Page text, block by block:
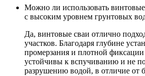
Можно ли использовать винтовые
с высоким уровнем грунтовых
Да, винтовые сваи отлично
участков. Благодаря глубине
промерзания и плотной
устойчивы к вспучиванию и не
разрушению водой, в отличие от